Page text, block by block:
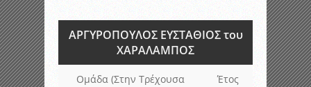
ΑΡΓΥΡΟΠΟΥΛΟΣ ΕΥΣΤΑΘΙΟΣ του
ΧΑΡΑΛΑΜΠΟΣ
Ομάδα (Στην Τρέχουσα
Έτος